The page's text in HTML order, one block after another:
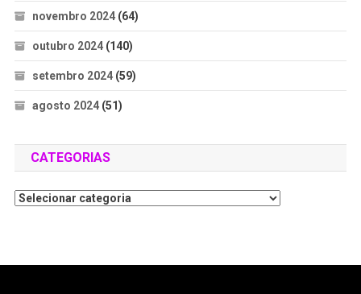
novembro 2024(64)
outubro 2024(140)
setembro 2024(59)
agosto 2024(51)
CATEGORIAS